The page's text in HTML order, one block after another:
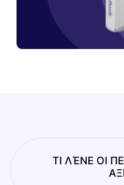
ΤΙ ΛΈΝΕ ΟΙ